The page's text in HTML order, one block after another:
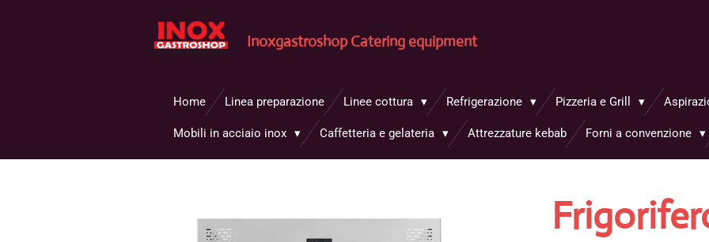
Inoxgastroshop Catering equipment
Home Linea preparazione Linee cottura Refrigerazione Pizzeria e Grill
Mobili in acciaio inox Caffetteria e gelateria Attrezzature kebab Forni a convenzione